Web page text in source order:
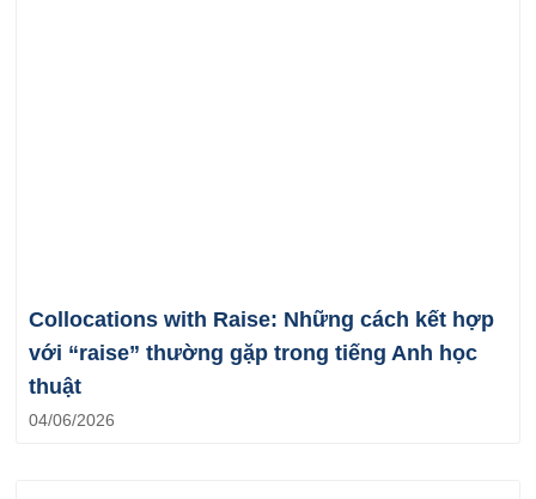
Collocations with Raise: Những cách kết hợp
với “raise” thường gặp trong tiếng Anh học
thuật
04/06/2026